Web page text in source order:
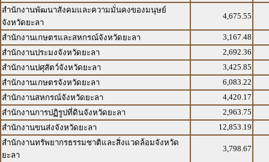
สำนักงานพัฒนาสังคมและความมั่นคงของมนุษย์
จังหวัดยะลา
4,675.55
สำนักงานเกษตรและสหกรณ์จังหวัดยะลา
3,167.48
สำนักงานประมงจังหวัดยะลา
2,692.36
สำนักงานปศุสัตว์จังหวัดยะลา
3,425.85
สำนักงานเกษตรจังหวัดยะลา
6,083.22
สำนักงานสหกรณ์จังหวัดยะลา
4,420.17
สำนักงานการปฏิรูปที่ดินจังหวัดยะลา
2,963.75
สำนักงานขนส่งจังหวัดยะลา
12,853.19
สำนักงานทรัพยากรธรรมชาติและสิ่งแวดล้อมจังหวัด
ยะลา
3,798.67